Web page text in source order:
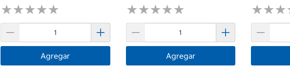
★★★★★
★★★★★
Agregar
★★★★★
★★★★★
Agregar
★★★
★★★